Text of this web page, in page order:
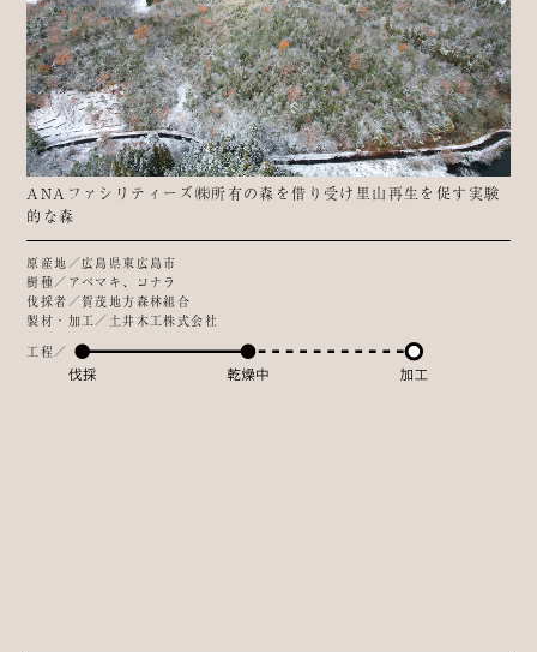
ANAファシリティーズ㈱所有の森を借り受け里山再生を促す実験
的な森
原産地／広島県東広島市
樹種／アベマキ、コナラ
伐採者／賀茂地方森林組合
製材・加工／土井木工株式会社
工程／